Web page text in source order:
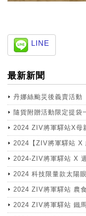
LINE
最新新聞
丹娜絲颱災後義賣活動
隨貨附贈活動限定提袋
2024 ZIV將軍驛站X母
2024【ZIV將軍驛站 X
2024-ZIV將軍驛站 X
2024 科技限量款太陽
2024 ZIV將軍驛站 農
2024 ZIV將軍驛站 鐵